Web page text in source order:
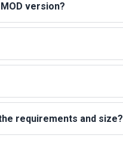
version?
requirements and size?